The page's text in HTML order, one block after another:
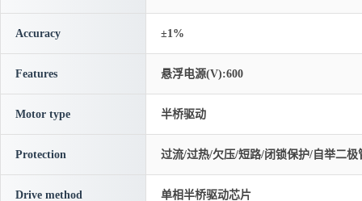
Accuracy ±1%
Features 悬浮电源(V):600
Motor type 半桥驱动
Protection 过流/过热/欠压/短路/闭锁保护/自举二极
Drive method 单相半桥驱动芯片